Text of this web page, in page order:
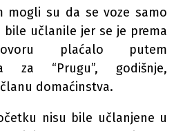
mogli su da se voze samo
učlanile jer se je prema
plaćalo putem
za “Prugu”, godišnje,
domaćinstva.
nisu bile učlanjene u